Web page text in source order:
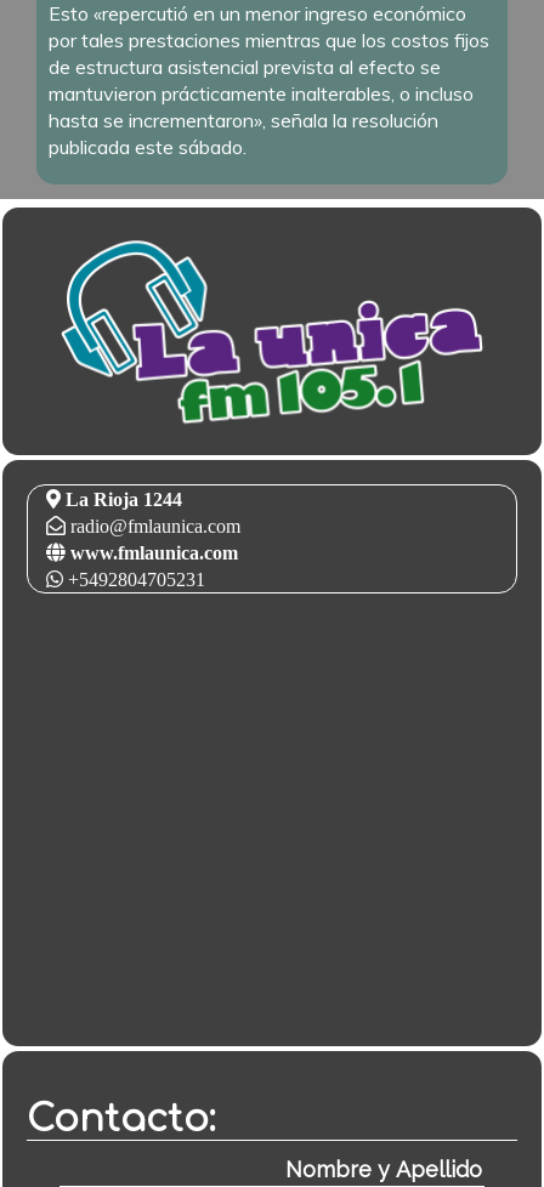
Esto «repercutió en un menor ingreso económico
por tales prestaciones mientras que los costos fijos
de estructura asistencial prevista al efecto se
mantuvieron prácticamente inalterables, o incluso
hasta se incrementaron», señala la resolución
publicada este sábado.
La Rioja 1244
radio@fmlaunica.com
www.fmlaunica.com
+5492804705231
Contacto: